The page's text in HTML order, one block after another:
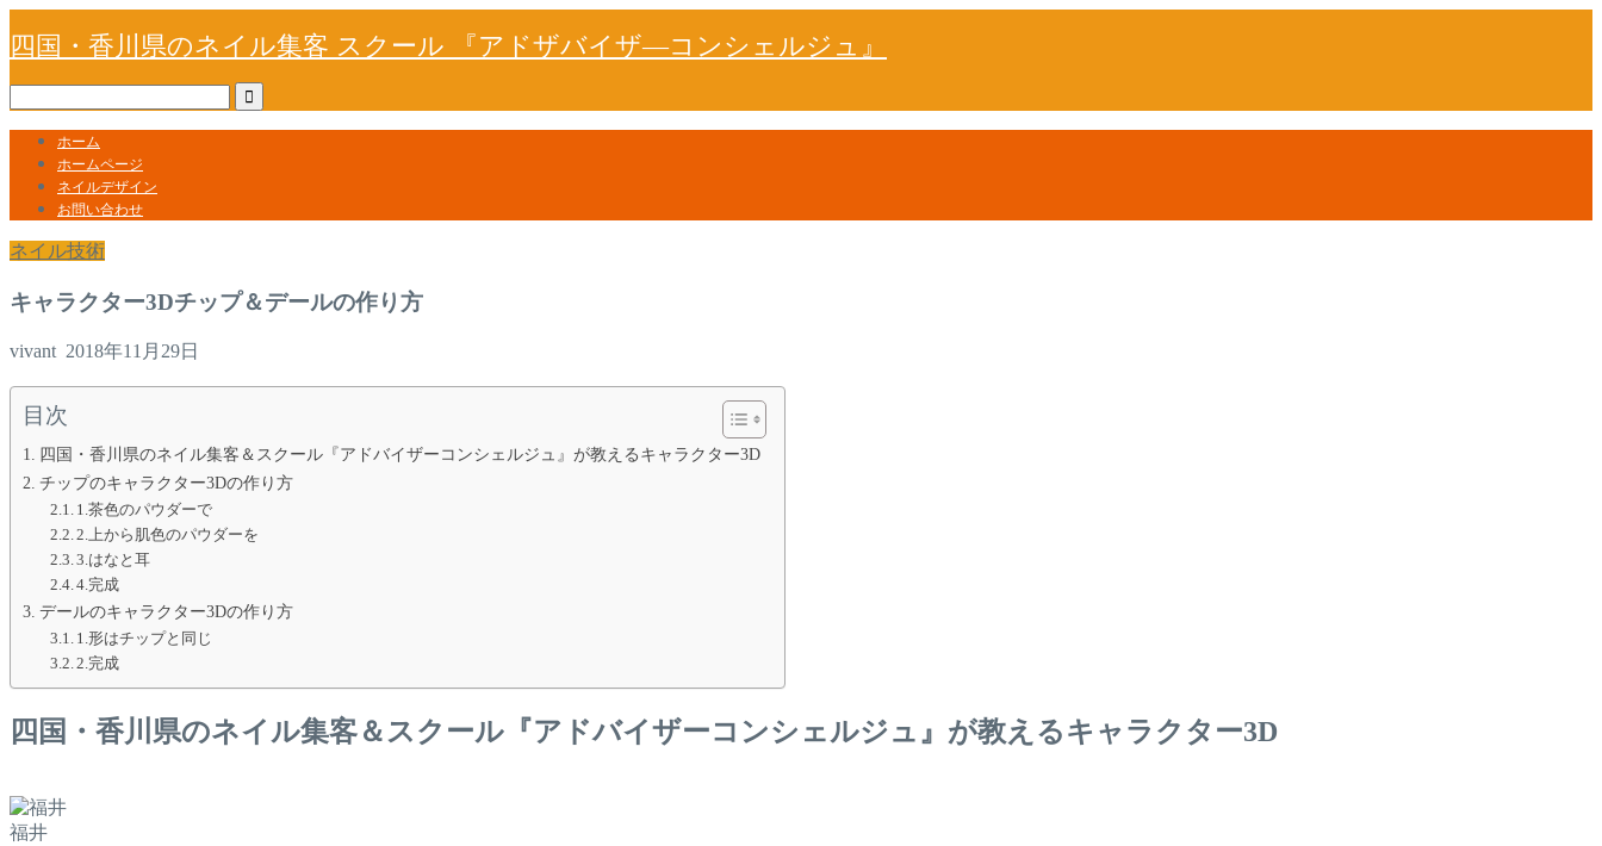
四国・香川県のネイル集客 スクール 『アドザバイザ―コンシェルジュ』
ホーム
ホームページ
ネイルデザイン
お問い合わせ
ネイル技術
キャラクター3Dチップ＆デールの作り方
vivant 2018年11月29日
目次
四国・香川県のネイル集客＆スクール『アドバイザーコンシェルジュ』が教えるキャラクター3D
チップのキャラクター3Dの作り方
1.茶色のパウダーで
2.上から肌色のパウダーを
3.はなと耳
4.完成
デールのキャラクター3Dの作り方
1.形はチップと同じ
2.完成
四国・香川県のネイル集客＆スクール『アドバイザーコンシェルジュ』が教えるキャラクター3D
福井